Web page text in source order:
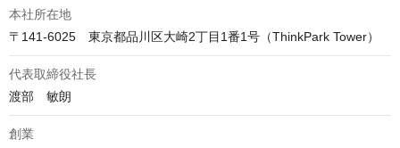
本社所在地
〒141-6025　東京都品川区大崎2丁目1番1号（ThinkPark Tower）
代表取締役社長
渡部　敏朗
創業